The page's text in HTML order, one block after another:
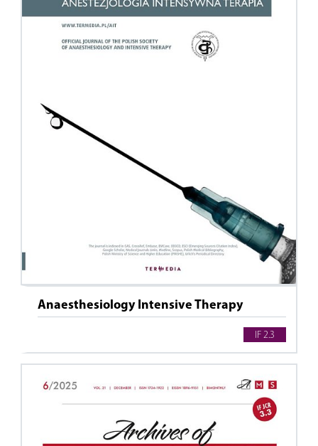
Anaesthesiology Intensive Therapy
IF 2.3